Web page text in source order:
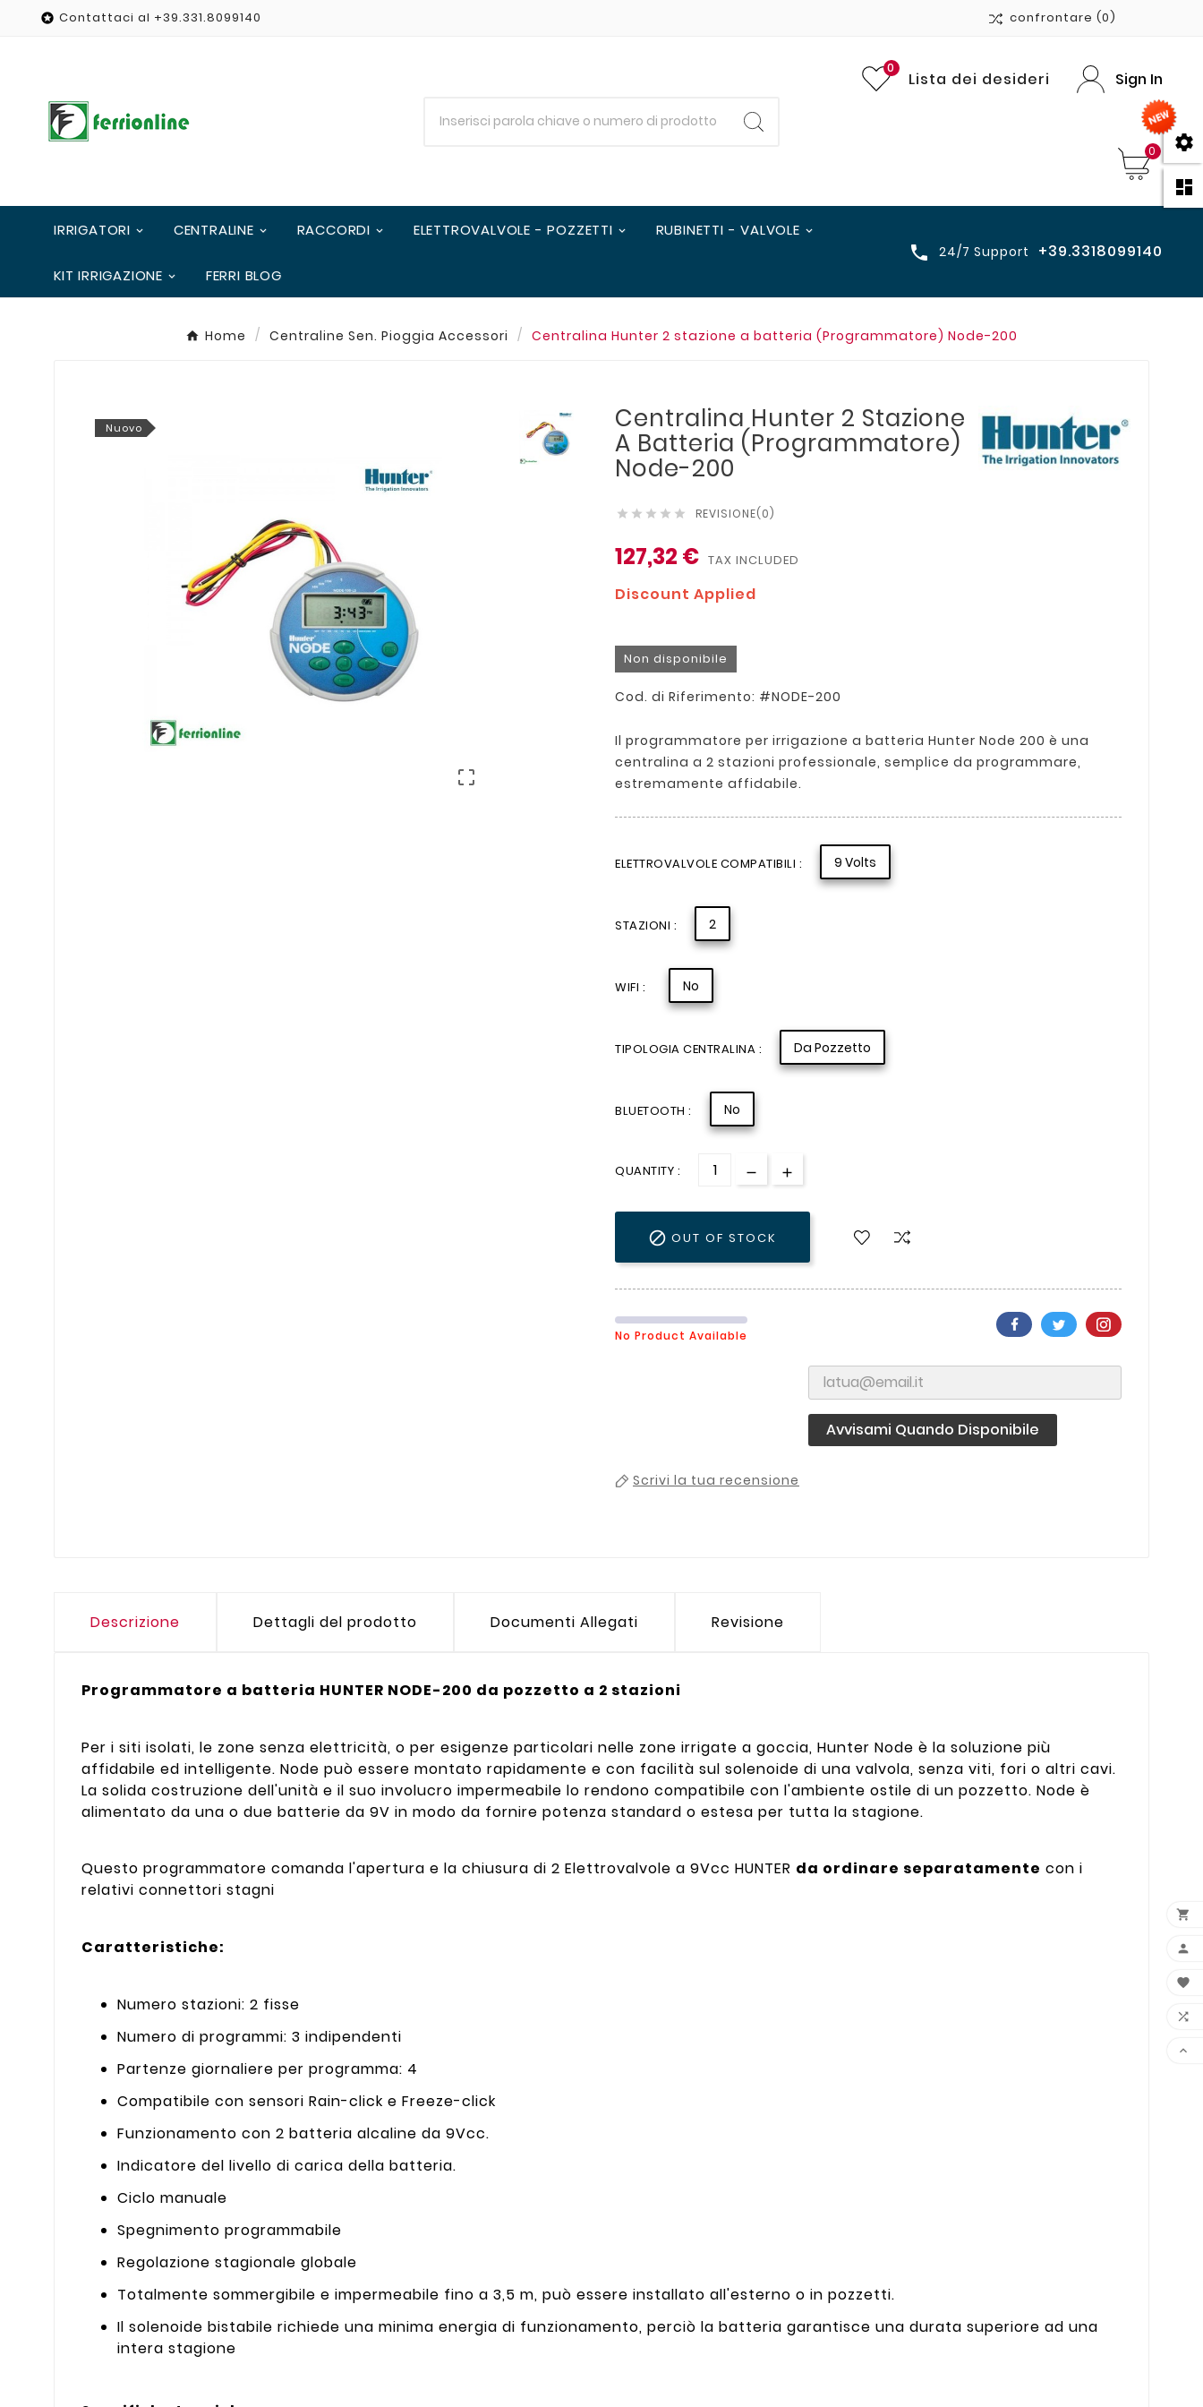


 Contattaci al +39.331.8099140 confrontare (0)
Lista dei desideri
0
Sign In
0
IRRIGATORI CENTRALINE RACCORDI ELETTROVALVOLE - POZZETTI RUBINETTI - VALVOLE
KIT IRRIGAZIONE FERRI BLOG
 24/7 Support +39.3318099140
Home Centraline Sen. Pioggia Accessori Centralina Hunter 2 stazione a batteria (Programmatore) Node-200
Nuovo

Centralina Hunter 2 Stazione
A Batteria (Programmatore)
Node-200
     REVISIONE(0)
127,32 € TAX INCLUDED
Discount Applied
Non disponibile
Cod. di Riferimento: #NODE-200
Il programmatore per irrigazione a batteria Hunter Node 200 è una
centralina a 2 stazioni professionale, semplice da programmare,
estremamente affidabile.
ELETTROVALVOLE COMPATIBILI : 9 Volts
STAZIONI : 2
WIFI : No
TIPOLOGIA CENTRALINA : Da Pozzetto
BLUETOOTH : No
QUANTITY :
 OUT OF STOCK
No Product Available
Avvisami Quando Disponibile
Scrivi la tua recensione
Descrizione Dettagli del prodotto Documenti Allegati Revisione
Programmatore a batteria HUNTER NODE-200 da pozzetto a 2 stazioni
Per i siti isolati, le zone senza elettricità, o per esigenze particolari nelle zone irrigate a goccia, Hunter Node è la soluzione più
affidabile ed intelligente. Node può essere montato rapidamente e con facilità sul solenoide di una valvola, senza viti, fori o altri cavi.
La solida costruzione dell'unità e il suo involucro impermeabile lo rendono compatibile con l'ambiente ostile di un pozzetto. Node è
alimentato da una o due batterie da 9V in modo da fornire potenza standard o estesa per tutta la stagione.
Questo programmatore comanda l'apertura e la chiusura di 2 Elettrovalvole a 9Vcc HUNTER da ordinare separatamente con i
relativi connettori stagni
Caratteristiche:
Numero stazioni: 2 fisse
Numero di programmi: 3 indipendenti
Partenze giornaliere per programma: 4
Compatibile con sensori Rain-click e Freeze-click
Funzionamento con 2 batteria alcaline da 9Vcc.
Indicatore del livello di carica della batteria.
Ciclo manuale
Spegnimento programmabile
Regolazione stagionale globale
Totalmente sommergibile e impermeabile fino a 3,5 m, può essere installato all'esterno o in pozzetti.
Il solenoide bistabile richiede una minima energia di funzionamento, perciò la batteria garantisce una durata superiore ad una
intera stagione




